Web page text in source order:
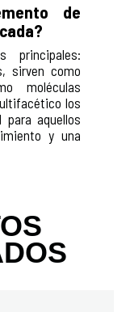
de
principales:
sirven como
moléculas
los
aquellos
y una